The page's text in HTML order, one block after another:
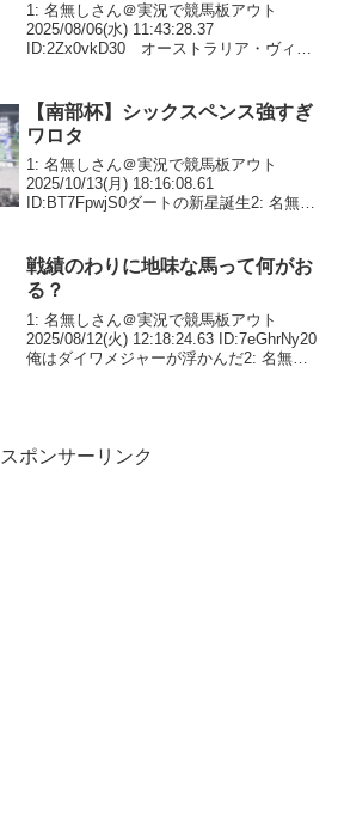
1: 名無しさん＠実況で競馬板アウト
2025/08/06(水) 11:43:28.37
ID:2Zx0vkD30 オーストラリア・ヴィク
ート（G1、芝2040メートル...
【南部杯】シックスペンス強すぎ
ワロタ
1: 名無しさん＠実況で競馬板アウト
2025/10/13(月) 18:16:08.61
ID:BT7FpwjS0ダートの新星誕生2: 名無し
戦績のわりに地味な馬って何がお
る？
1: 名無しさん＠実況で競馬板アウト
2025/08/12(火) 12:18:24.63 ID:7eGhrNy20
俺はダイワメジャーが浮かんだ2: 名無し
スポンサーリンク